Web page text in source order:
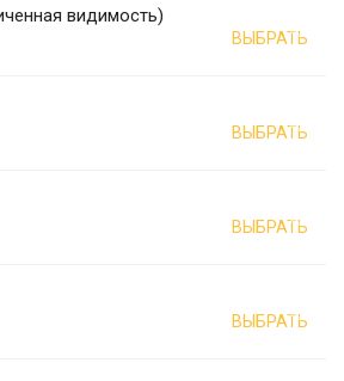
видимость)
ВЫБРАТЬ
ВЫБРАТЬ
ВЫБРАТЬ
ВЫБРАТЬ